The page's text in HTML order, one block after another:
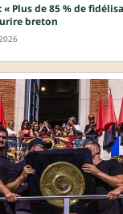
« Plus de 85 % de
breton